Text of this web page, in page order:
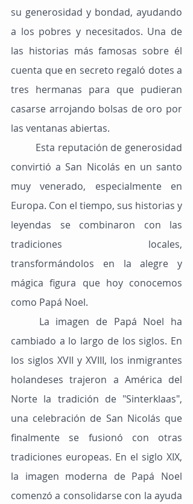
su generosidad y bondad, ayudando
a los pobres y necesitados. Una de
las historias más famosas sobre él
cuenta que en secreto regaló dotes a
tres hermanas para que pudieran
casarse arrojando bolsas de oro por
las ventanas abiertas.
convirtió a San Nicolás en un santo
muy venerado, especialmente en
Europa. Con el tiempo, sus historias y
leyendas se combinaron con las
tradiciones locales,
transformándolos en la alegre y
mágica figura que hoy conocemos
como Papá Noel.
cambiado a lo largo de los siglos. En
los siglos XVII y XVIII, los inmigrantes
holandeses trajeron a América del
Norte la tradición de "Sinterklaas",
una celebración de San Nicolás que
finalmente se fusionó con otras
tradiciones europeas. En el siglo XIX,
la imagen moderna de Papá Noel
comenzó a consolidarse con la ayuda